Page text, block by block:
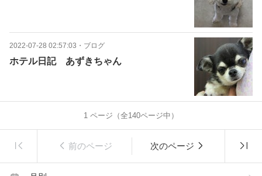
2022-07-28 02:57:03 ・ ブログ
ホテル日記 あずきちゃん
1 ページ（全140ページ中）
前のページ 次のページ